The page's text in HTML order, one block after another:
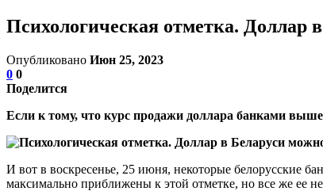
Психологическая отметка. Доллар
Опубликовано Июн 25, 2023
0 0
Поделится
Если к тому, что курс продажи доллара банками выше
И вот в воскресенье, 25 июня, некоторые
максимально приближены к этой отметке, но все же ее